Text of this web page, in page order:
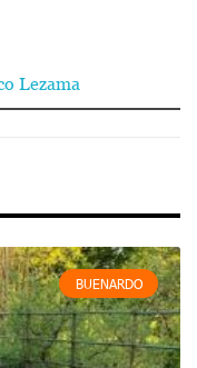
Lezama
BUENARDO